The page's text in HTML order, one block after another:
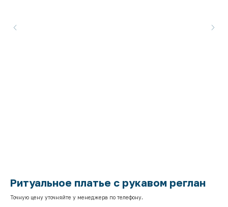
Ритуальное платье с рукавом реглан
Точную цену уточняйте у менеджера по телефону.